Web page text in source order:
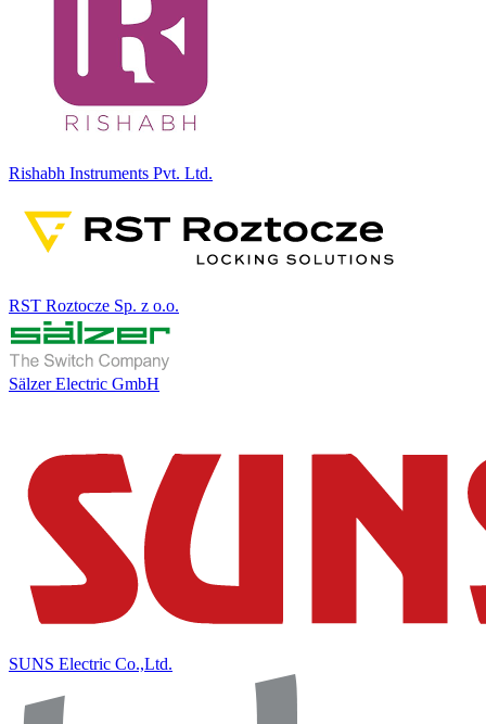
Rishabh Instruments Pvt. Ltd.
RST Roztocze Sp. z o.o.
Sälzer Electric GmbH
SUNS Electric Co.,Ltd.